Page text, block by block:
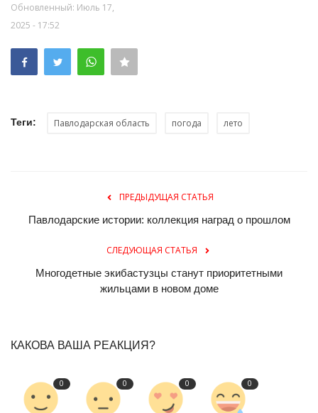
Обновленный: Июль 17,
2025 - 17:52
Теги: Павлодарская область погода лето
ПРЕДЫДУЩАЯ СТАТЬЯ
Павлодарские истории: коллекция наград о прошлом
СЛЕДУЮЩАЯ СТАТЬЯ
Многодетные экибастузцы станут приоритетными
жильцами в новом доме
КАКОВА ВАША РЕАКЦИЯ?
0 0 0 0